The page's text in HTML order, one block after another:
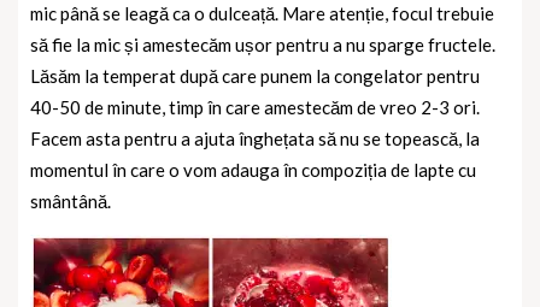
mic până se leagă ca o dulceață. Mare atenție, focul trebuie
să fie la mic și amestecăm ușor pentru a nu sparge fructele.
Lăsăm la temperat după care punem la congelator pentru
40-50 de minute, timp în care amestecăm de vreo 2-3 ori.
Facem asta pentru a ajuta înghețata să nu se topească, la
momentul în care o vom adauga în compoziția de lapte cu
smântână.